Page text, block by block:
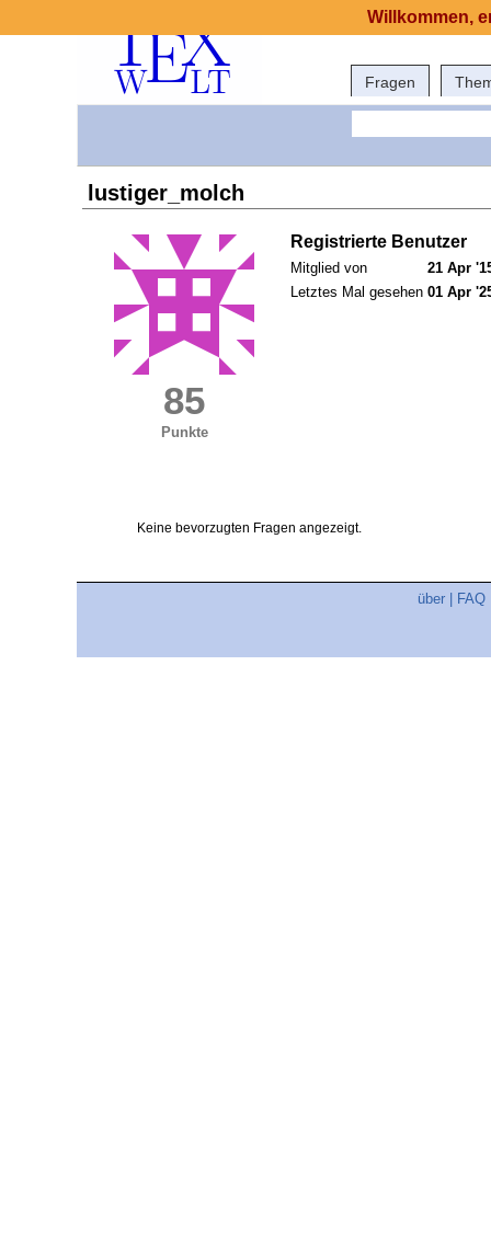
Fragen
lustiger_molch
85
Punkte
Registrierte Benutzer
Mitglied von
21 Apr
Letztes Mal gesehen 01 Apr
Keine bevorzugten Fragen angezeigt.
über FAQ
Willkommen,